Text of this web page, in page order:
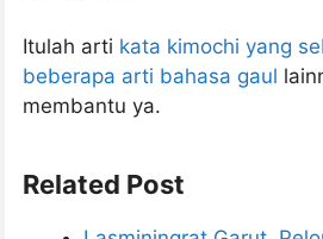
Itulah arti kata kimochi yang
beberapa arti bahasa gaul
membantu ya.
Related Post